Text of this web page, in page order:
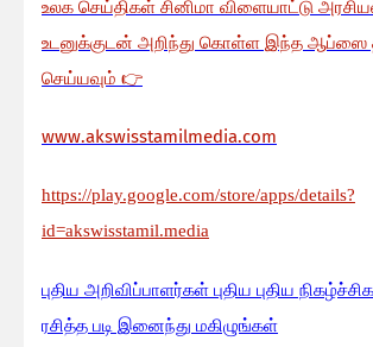
உலக செய்திகள் சினிமா விளையாட்டு
உடனுக்குடன் அறிந்து கொள்ள இந்த ஆப்ஸை
செய்யவும் 👉
www.akswisstamilmedia.com
https://play.google.com/store/apps/details?
id=akswisstamil.media
புதிய அறிவிப்பாளர்கள் புதிய புதிய
ரசித்த படி இனைந்து மகிழுங்கள்